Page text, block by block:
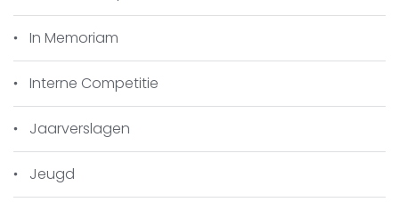
In Memoriam
Interne Competitie
Jaarverslagen
Jeugd